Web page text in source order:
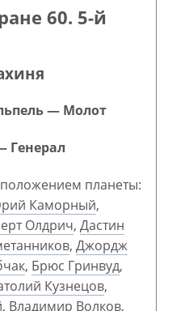
60. 5-й
— Молот
Генерал
планеты:
Каморный,
Олдрич, Дастин
, Джордж
, Брюс Гринвуд,
Кузнецов,
, Владимир Волков,